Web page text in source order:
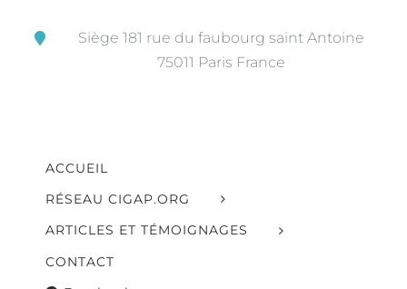
Siège 181 rue du faubourg saint Antoine
75011 Paris France
ACCUEIL
RÉSEAU CIGAP.ORG
ARTICLES ET TÉMOIGNAGES
CONTACT